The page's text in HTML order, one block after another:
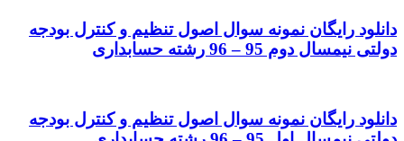
دانلود رایگان نمونه سوال اصول تنظیم و کنترل بودجه
دولتی نیمسال دوم 95 – 96 رشته حسابداری
دانلود رایگان نمونه سوال اصول تنظیم و کنترل بودجه